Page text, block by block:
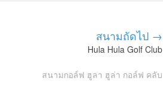
สนามถัดไป →
Hula Hula Golf Club
สนามกอล์ฟ ฮูลา ฮูล่า กอล์ฟ คลับ